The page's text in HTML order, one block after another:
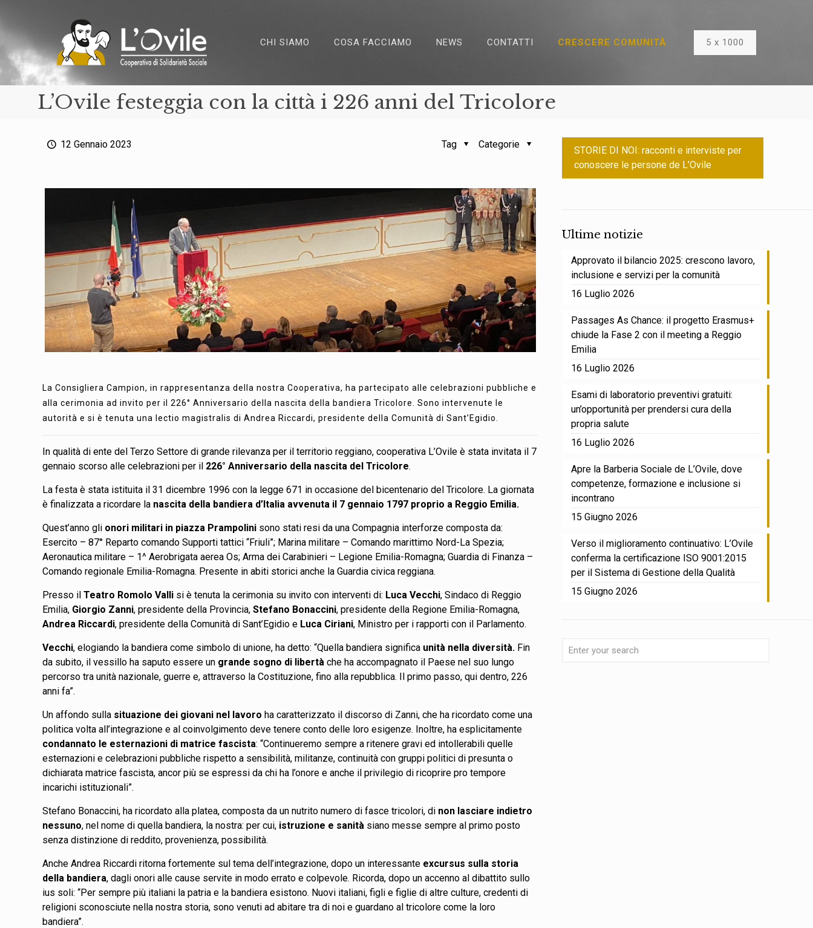
CHI SIAMO COSA FACCIAMO NEWS CONTATTI CRESCERE COMUNITÀ 5 x 1000
L’Ovile festeggia con la città i 226 anni del Tricolore
12 Gennaio 2023 Categorie
Tag
La Consigliera Campion, in rappresentanza della nostra Cooperativa, ha partecipato alle celebrazioni pubbliche e
alla cerimonia ad invito per il 226° Anniversario della nascita della bandiera Tricolore. Sono intervenute le
autorità e si è tenuta una lectio magistralis di Andrea Riccardi, presidente della Comunità di Sant’Egidio.
In qualità di ente del Terzo Settore di grande rilevanza per il territorio reggiano, cooperativa L’Ovile è stata invitata il 7
gennaio scorso alle celebrazioni per il 226° Anniversario della nascita del Tricolore.
La festa è stata istituita il 31 dicembre 1996 con la legge 671 in occasione del bicentenario del Tricolore. La giornata
è finalizzata a ricordare la nascita della bandiera d’Italia avvenuta il 7 gennaio 1797 proprio a Reggio Emilia.
Quest’anno gli onori militari in piazza Prampolini sono stati resi da una Compagnia interforze composta da:
Esercito – 87° Reparto comando Supporti tattici “Friuli”; Marina militare – Comando marittimo Nord-La Spezia;
Aeronautica militare – 1^ Aerobrigata aerea Os; Arma dei Carabinieri – Legione Emilia-Romagna; Guardia di Finanza –
Comando regionale Emilia-Romagna. Presente in abiti storici anche la Guardia civica reggiana.
Presso ilTeatro Romolo Valli si è tenuta la cerimonia su invito con interventi di: Luca Vecchi, Sindaco di Reggio
Emilia, Giorgio Zanni, presidente della Provincia,Stefano Bonaccini, presidente della Regione Emilia-Romagna,
Andrea Riccardi, presidente della Comunità di Sant’Egidio e Luca Ciriani, Ministro per i rapporti con il Parlamento.
Vecchi, elogiando la bandiera come simbolo di unione, ha detto: “Quella bandiera significa unità nella diversità. Fin
da subito, il vessillo ha saputo essere un grande sogno di libertà che ha accompagnato il Paese nel suo lungo
percorso tra unità nazionale, guerre e, attraverso la Costituzione, fino alla repubblica. Il primo passo, qui dentro, 226
anni fa”.
Un affondo sulla situazione dei giovani nel lavoro ha caratterizzato il discorso di Zanni, che ha ricordato come una
politica volta all’integrazione e al coinvolgimento deve tenere conto delle loro esigenze. Inoltre, ha esplicitamente
condannato le esternazioni di matrice fascista: “Continueremo sempre a ritenere gravi ed intollerabili quelle
esternazioni e celebrazioni pubbliche rispetto a sensibilità, militanze, continuità con gruppi politici di presunta o
dichiarata matrice fascista, ancor più se espressi da chi ha l’onore e anche il privilegio di ricoprire pro tempore
incarichi istituzionali”.
Stefano Bonaccini, ha ricordato alla platea, composta da un nutrito numero di fasce tricolori, di non lasciare indietro
nessuno, nel nome di quella bandiera, la nostra: per cui, istruzione e sanità siano messe sempre al primo posto
senza distinzione di reddito, provenienza, possibilità.
Anche Andrea Riccardi ritorna fortemente sul tema dell’integrazione, dopo un interessante excursus sulla storia
della bandiera, dagli onori alle cause servite in modo errato e colpevole. Ricorda, dopo un accenno al dibattito sullo
ius soli: “Per sempre più italiani la patria e la bandiera esistono. Nuovi italiani, figli e figlie di altre culture, credenti di
religioni sconosciute nella nostra storia, sono venuti ad abitare tra di noi e guardano al tricolore come la loro
bandiera”.
STORIE DI NOI: racconti e interviste per
conoscere le persone de L’Ovile
Ultime notizie
Approvato il bilancio 2025: crescono lavoro,
inclusione e servizi per la comunità
16 Luglio 2026
Passages As Chance: il progetto Erasmus+
chiude la Fase 2 con il meeting a Reggio
Emilia
16 Luglio 2026
Esami di laboratorio preventivi gratuiti:
un’opportunità per prendersi cura della
propria salute
16 Luglio 2026
Apre la Barberia Sociale de L’Ovile, dove
competenze, formazione e inclusione si
incontrano
15 Giugno 2026
Verso il miglioramento continuativo: L’Ovile
conferma la certificazione ISO 9001:2015
per il Sistema di Gestione della Qualità
15 Giugno 2026